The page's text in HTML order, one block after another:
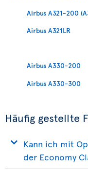
Airbus A321-200
Airbus A321LR
Airbus A330-200
Airbus A330-300
Häufig gestellte
Kann ich mit
der Economy